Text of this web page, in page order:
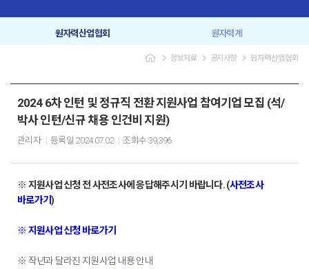
원자력산업협회 원자력계
navigate_next 정보자료 navigate_next 공지사항 navigate_next 원자력산업협회
2024 6차 인턴 및 정규직 전환 지원사업 참여기업 모집 (석/
박사 인턴/신규 채용 인건비 지원)
관리자 등록일 2024.07.02 조회수 39,396
※ 지원사업 신청 전 사전조사에 응답해주시기 바랍니다. (사전조사
바로가기)
※ 지원사업 신청 바로가기
※ 작년과 달라진 지원사업 내용 안내